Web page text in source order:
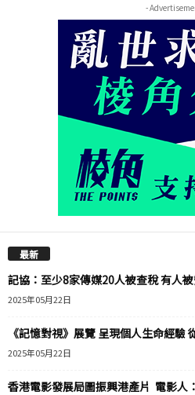
-
最新
記協：至少8家傳媒20人被查稅 有人
2025年05月22日
《記憶對視》展覽 呈現個人生命經驗
2025年05月22日
香港電影發展局圖振興港產片 電影人